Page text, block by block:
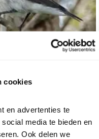
cookies
en advertenties te
media te bieden en
Ook delen we